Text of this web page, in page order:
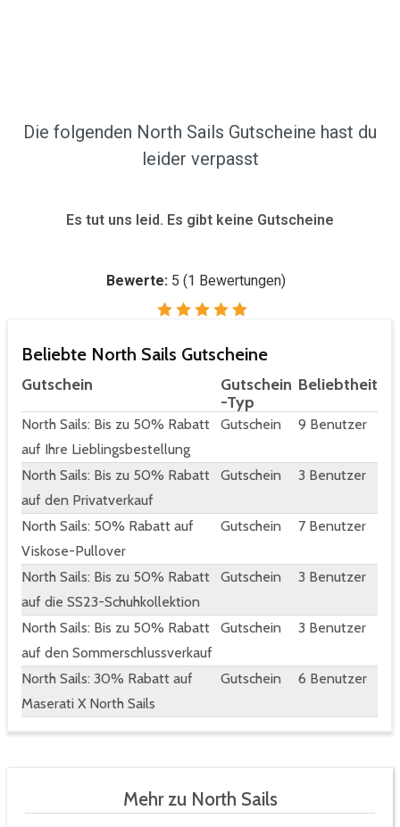
Die folgenden North Sails Gutscheine hast du
leider verpasst
Es tut uns leid. Es gibt keine Gutscheine
Bewerte: 5 (1 Bewertungen)
Beliebte North Sails Gutscheine
Gutschein
Gutschein
-Typ
Beliebtheit
North Sails: Bis zu 50% Rabatt
auf Ihre Lieblingsbestellung
Gutschein 9 Benutzer
North Sails: Bis zu 50% Rabatt
auf den Privatverkauf
Gutschein 3 Benutzer
North Sails: 50% Rabatt auf
Viskose-Pullover
Gutschein 7 Benutzer
North Sails: Bis zu 50% Rabatt
auf die SS23-Schuhkollektion
Gutschein 3 Benutzer
North Sails: Bis zu 50% Rabatt
auf den Sommerschlussverkauf
Gutschein 3 Benutzer
North Sails: 30% Rabatt auf
Maserati X North Sails
Gutschein 6 Benutzer
Mehr zu North Sails